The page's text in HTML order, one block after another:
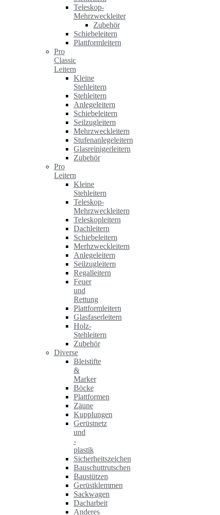
Teleskop-
Mehrzweckleiter
Zubehör
Schiebeleitern
Plattformleitern
Pro
Classic
Leitern
Kleine
Stehleitern
Stehleitern
Anlegeleitern
Schiebeleitern
Seilzugleitern
Mehrzweckleitern
Stufenanlegeleitern
Glasreinigerleitern
Zubehör
Pro
Leitern
Kleine
Stehleitern
Teleskop-
Mehrzweckleitern
Teleskopleitern
Dachleitern
Schiebeleitern
Merhzweckleitern
Anlegeleitern
Seilzugleitern
Regalleitern
Feuer
und
Rettung
Plattformleitern
Glasfaserleitern
Holz-
Stehleitern
Zubehör
Diverse
Bleistifte
&
Marker
Böcke
Plattformen
Zäune
Kupplungen
Gerüstnetz
und
-
plastik
Sicherheitszeichen
Bauschuttrutschen
Baustützen
Gerüstklemmen
Sackwagen
Dacharbeit
Anderes